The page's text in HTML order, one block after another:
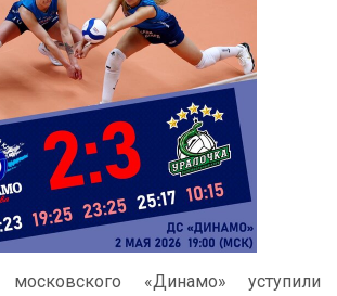
московского «Динамо» уступили